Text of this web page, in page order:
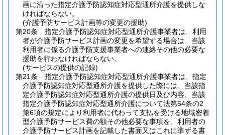
画に沿った指定介護予防認知症対応型通所介護を提供しな
ければならない。
(介護予防サービス計画等の変更の援助)
第20条
指定介護予防認知症対応型通所介護事業者は、利用
者が介護予防サービス計画の変更を希望する場合は、当該
利用者に係る介護予防支援事業者への連絡その他の必要な
援助を行わなければならない。
(サービスの提供の記録)
第21条
指定介護予防認知症対応型通所介護事業者は、指定
介護予防認知症対応型通所介護を提供した際には、当該指
定介護予防認知症対応型通所介護の提供日及び内容、当該
指定介護予防認知症対応型通所介護について法第54条の2
第6項の規定により利用者に代わって支払を受ける地域密着
型介護予防サービス費の額その他必要な事項を、利用者の
介護予防サービス計画を記載した書面又はこれに準ずる書